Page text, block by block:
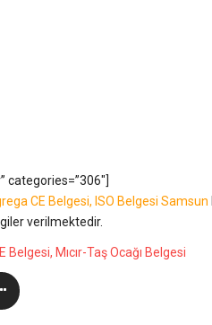
categories=”306″]
CE Belgesi, ISO Belgesi Samsun
verilmektedir.
Mıcır-Taş Ocağı Belgesi